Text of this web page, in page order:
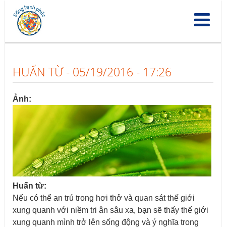
dung
HUẤN TỪ - 05/19/2016 - 17:26
Ảnh:
Huấn từ:
Nếu có thể an trú trong hơi thở và quan sát thế giới
xung quanh với niềm tri ân sâu xa, bạn sẽ thấy thế giới
xung quanh mình trở lên sống động và ý nghĩa trong